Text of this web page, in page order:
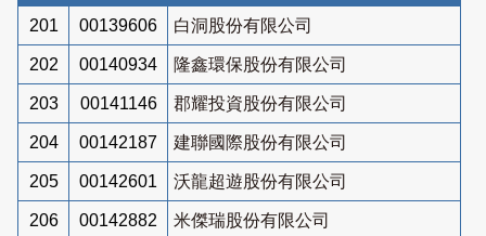
201 00139606 白洞股份有限公司
202 00140934 隆鑫環保股份有限公司
203 00141146 郡耀投資股份有限公司
204 00142187 建聯國際股份有限公司
205 00142601 沃龍超遊股份有限公司
206 00142882 米傑瑞股份有限公司